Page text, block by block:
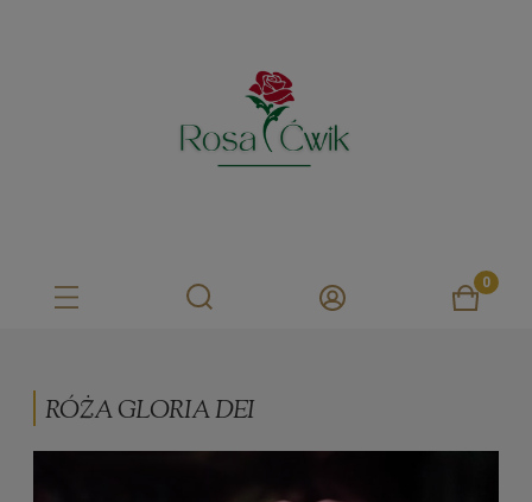
RÓŻA GLORIA DEI